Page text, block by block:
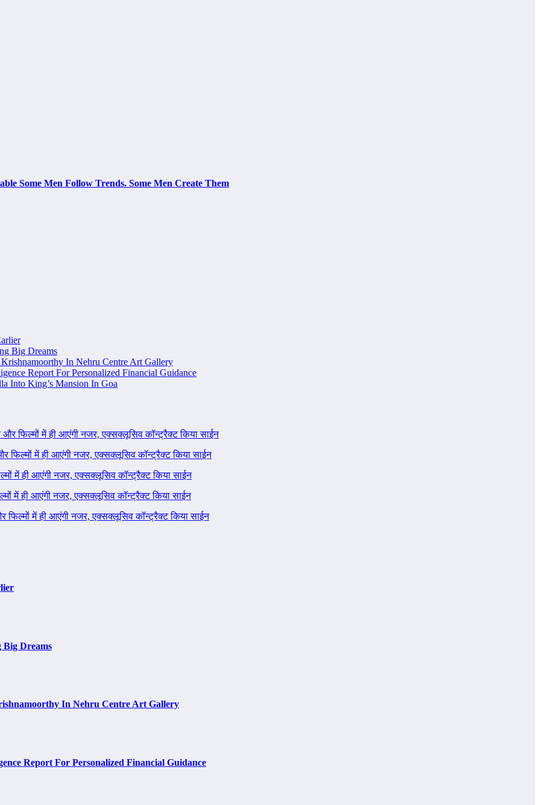
Some Men Follow Trends. Some Men Create Them
Big Dreams
In Nehru Centre Art Gallery
Report For Personalized Financial Guidance
Into King’s Mansion In Goa
और फिल्मों में ही आएंगी नजर, एक्सक्लूसिव कॉन्ट्रैक्ट किया साईन
और फिल्मों में ही आएंगी नजर, एक्सक्लूसिव कॉन्ट्रैक्ट किया साईन
में ही आएंगी नजर, एक्सक्लूसिव कॉन्ट्रैक्ट किया साईन
में ही आएंगी नजर, एक्सक्लूसिव कॉन्ट्रैक्ट किया साईन
फिल्मों में ही आएंगी नजर, एक्सक्लूसिव कॉन्ट्रैक्ट किया साईन
Big Dreams
In Nehru Centre Art Gallery
Report For Personalized Financial Guidance